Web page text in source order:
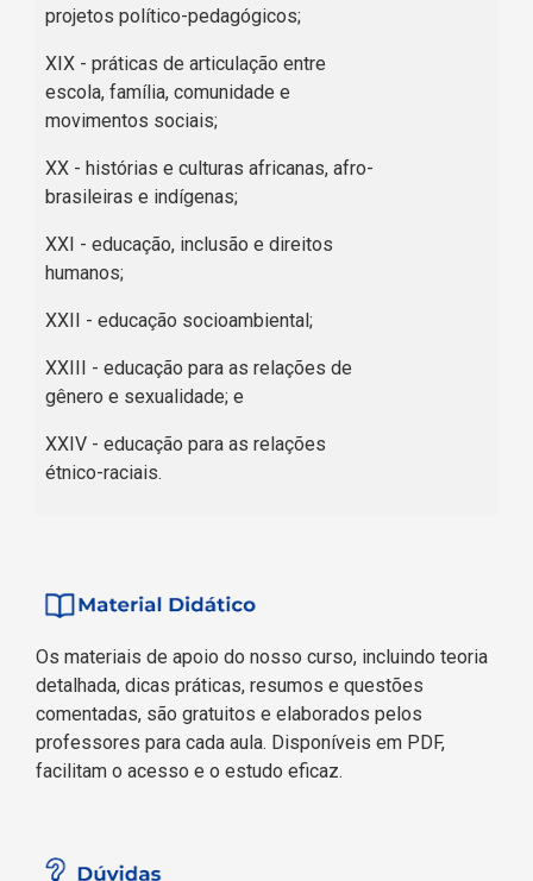
projetos político-pedagógicos;
XIX - práticas de articulação entre
escola, família, comunidade e
movimentos sociais;
XX - histórias e culturas africanas, afro-
brasileiras e indígenas;
XXI - educação, inclusão e direitos
humanos;
XXII - educação socioambiental;
XXIII - educação para as relações de
gênero e sexualidade; e
XXIV - educação para as relações
étnico-raciais.
Os materiais de apoio do nosso curso, incluindo teoria
detalhada, dicas práticas, resumos e questões
comentadas, são gratuitos e elaborados pelos
professores para cada aula. Disponíveis em PDF,
facilitam o acesso e o estudo eficaz.